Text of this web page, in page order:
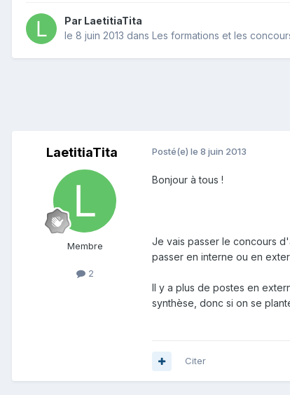
Par LaetitiaTita
le 8 juin 2013 dans Les formations et les
LaetitiaTita
Membre
2
Posté(e) le 8 juin 2013
Bonjour à tous !
Je vais passer le concours
passer en interne ou en
Il y a plus de postes en
synthèse, donc si on se
Citer